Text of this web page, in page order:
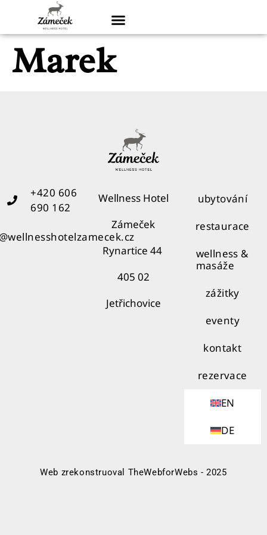
Marek
Wellness Hotel
Zámeček
Rynartice 44
405 02
Jetřichovice
ubytování
restaurace
wellness &
masáže
zážitky
eventy
kontakt
rezervace
EN
DE
+420 606
690 162
Web zrekonstruoval TheWebforWebs - 2025